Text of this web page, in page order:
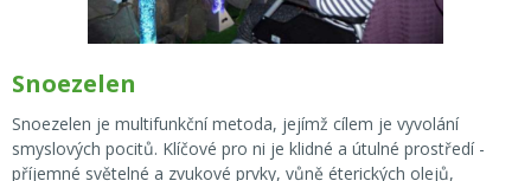
Snoezelen
Snoezelen je multifunkční metoda, jejímž cílem je vyvolání
smyslových pocitů. Klíčové pro ni je klidné a útulné prostředí -
příjemné světelné a zvukové prvky, vůně éterických olejů,